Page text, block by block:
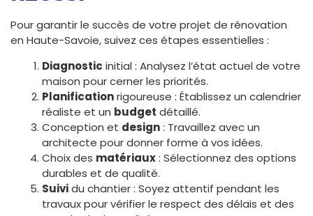
Pour garantir le succès de votre projet de rénovation
en Haute-Savoie, suivez ces étapes essentielles :
Diagnostic initial : Analysez l’état actuel de votre
maison pour cerner les priorités.
Planificationrigoureuse : Établissez un calendrier
réaliste et un budget détaillé.
Conception et design: Travaillez avec un
architecte pour donner forme à vos idées.
Choix des matériaux: Sélectionnez des options
durables et de qualité.
Suividu chantier : Soyez attentif pendant les
travaux pour vérifier le respect des délais et des